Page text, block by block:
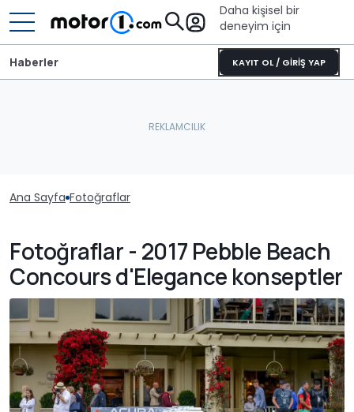
Daha kişisel bir
deneyim için
KAYIT OL / GİRİŞ YAP
Haberler
Ana Sayfa Fotoğraflar
Fotoğraflar - 2017 Pebble Beach
Concours d'Elegance konseptler